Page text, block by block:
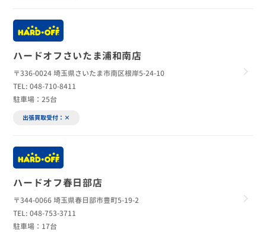
ハードオフさいたま浦和南店
〒336-0024 埼玉県さいたま市南区根岸5-24-10
TEL: 048-710-8411
駐車場：25台
出張買取受付：×
ハードオフ春日部店
〒344-0066 埼玉県春日部市豊町5-19-2
TEL: 048-753-3711
駐車場：17台